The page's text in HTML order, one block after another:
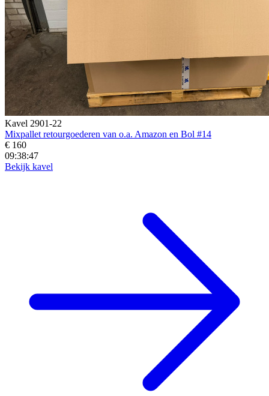
Kavel 2901-22
Mixpallet retourgoederen van o.a. Amazon en Bol #14
€ 160
09:38:45
Bekijk kavel